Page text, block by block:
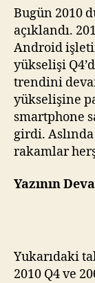
Bugün 2010
açıklandı.
Android
yükselişi
trendini
yükselişine
smartphone
girdi.
rakamlar
Yazının
Yukarıdaki
2010 Q4 ve